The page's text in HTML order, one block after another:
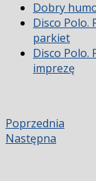
Dobry
Disco Polo.
parkiet
Disco Polo.
imprezę
Poprzednia
Następna